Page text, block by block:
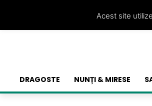
DRAGOSTE NUNȚI & MIRESE
Acest site